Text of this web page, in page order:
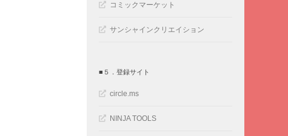
コミックマーケット
サンシャインクリエイション
■５．登録サイト
circle.ms
NINJA TOOLS